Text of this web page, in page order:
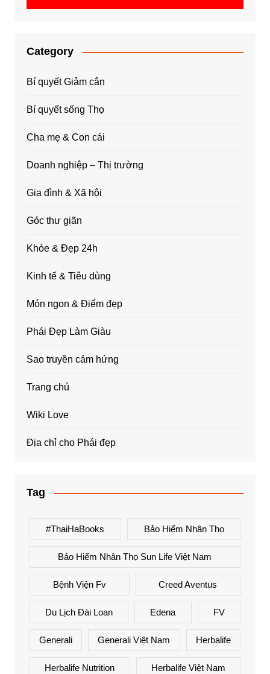
Category
Bí quyết Giảm cân
Bí quyết sống Thọ
Cha mẹ & Con cái
Doanh nghiệp – Thị trường
Gia đình & Xã hội
Góc thư giãn
Khỏe & Đẹp 24h
Kinh tế & Tiêu dùng
Món ngon & Điểm đẹp
Phái Đẹp Làm Giàu
Sao truyền cảm hứng
Trang chủ
Wiki Love
Địa chỉ cho Phái đẹp
Tag
#ThaiHaBooks Bảo Hiểm Nhân Thọ
Bảo Hiểm Nhân Thọ Sun Life Việt Nam
Bệnh Viện Fv Creed Aventus
Du Lịch Đài Loan Edena FV
Generali Generali Việt Nam Herbalife
Herbalife Nutrition Herbalife Việt Nam